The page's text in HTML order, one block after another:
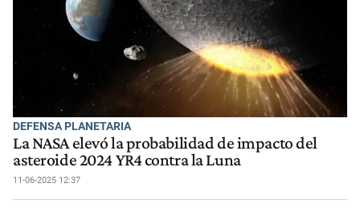
DEFENSA PLANETARIA
La NASA elevó la probabilidad de impacto del
asteroide 2024 YR4 contra la Luna
11-06-2025 12:37